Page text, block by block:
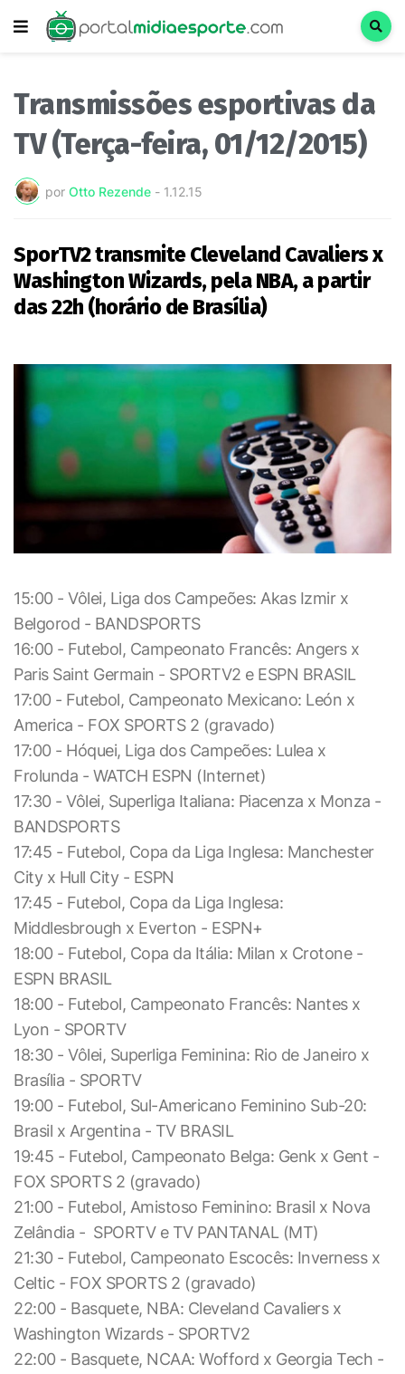
Transmissões esportivas da
TV (Terça-feira, 01/12/2015)
por Otto Rezende - 1.12.15
SporTV2 transmite Cleveland Cavaliers x
Washington Wizards, pela NBA, a partir
das 22h (horário de Brasília)
15:00 - Vôlei, Liga dos Campeões: Akas Izmir x
Belgorod - BANDSPORTS
16:00 - Futebol, Campeonato Francês: Angers x
Paris Saint Germain - SPORTV2 e ESPN BRASIL
17:00 - Futebol, Campeonato Mexicano: León x
America - FOX SPORTS 2 (gravado)
17:00 - Hóquei, Liga dos Campeões: Lulea x
Frolunda - WATCH ESPN (Internet)
17:30 - Vôlei, Superliga Italiana: Piacenza x Monza -
BANDSPORTS
17:45 - Futebol, Copa da Liga Inglesa: Manchester
City x Hull City - ESPN
17:45 - Futebol, Copa da Liga Inglesa:
Middlesbrough x Everton - ESPN+
18:00 - Futebol, Copa da Itália: Milan x Crotone -
ESPN BRASIL
18:00 - Futebol, Campeonato Francês: Nantes x
Lyon - SPORTV
18:30 - Vôlei, Superliga Feminina: Rio de Janeiro x
Brasília - SPORTV
19:00 - Futebol, Sul-Americano Feminino Sub-20:
Brasil x Argentina - TV BRASIL
19:45 - Futebol, Campeonato Belga: Genk x Gent -
FOX SPORTS 2 (gravado)
21:00 - Futebol, Amistoso Feminino: Brasil x Nova
Zelândia - SPORTV e TV PANTANAL (MT)
21:30 - Futebol, Campeonato Escocês: Inverness x
Celtic - FOX SPORTS 2 (gravado)
22:00 - Basquete, NBA: Cleveland Cavaliers x
Washington Wizards - SPORTV2
22:00 - Basquete, NCAA: Wofford x Georgia Tech -